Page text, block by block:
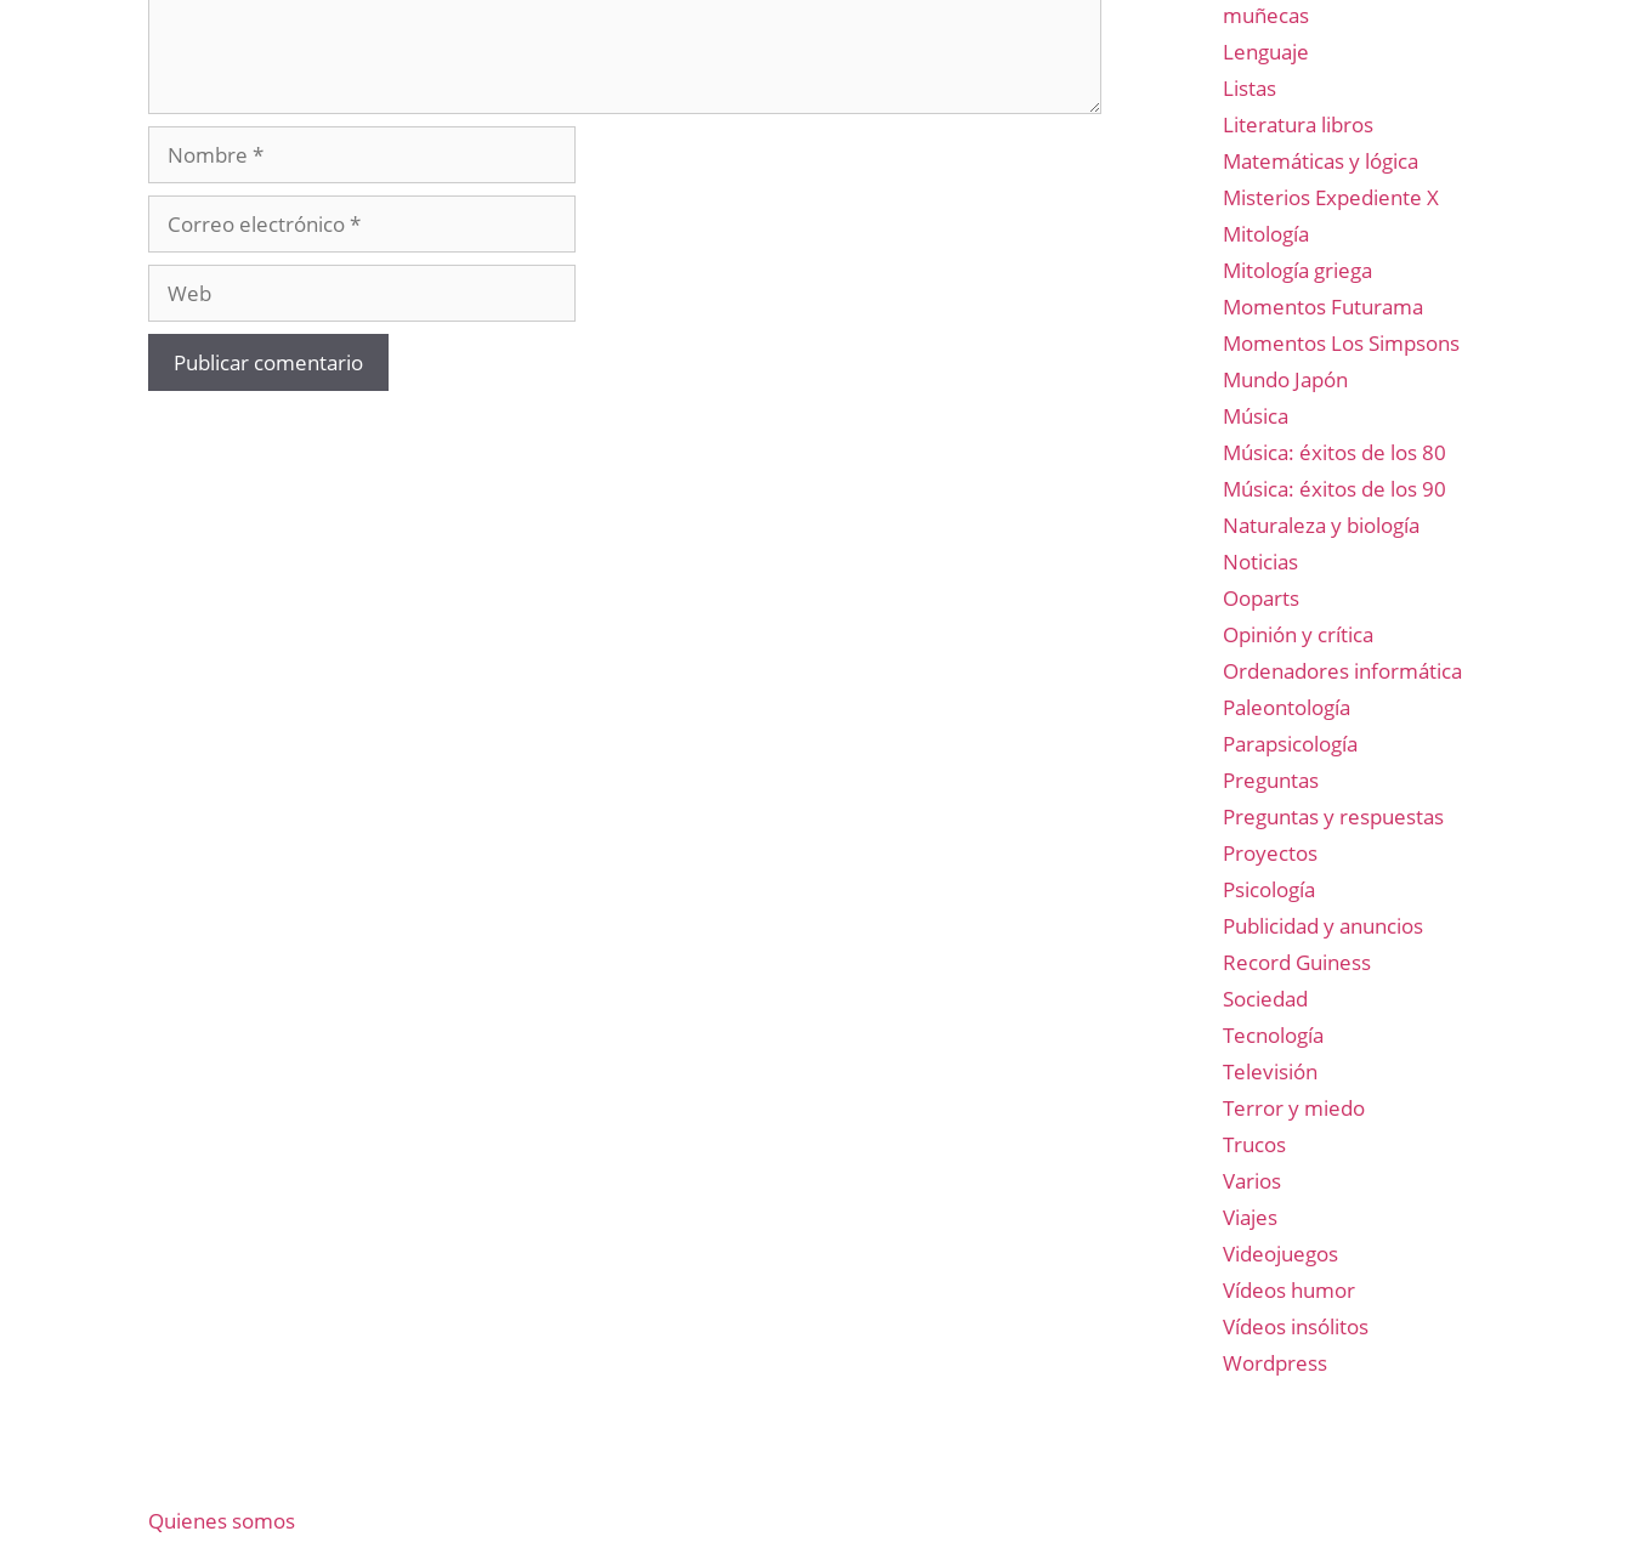
Nombre
electrónico
muñecas
Lenguaje
Listas
Literatura libros
Matemáticas y lógica
Misterios Expediente X
Mitología
Mitología griega
Momentos Futurama
Momentos Los Simpsons
Mundo Japón
Música
Música: éxitos de los 80
Música: éxitos de los 90
Naturaleza y biología
Noticias
Ooparts
Opinión y crítica
Ordenadores informática
Paleontología
Parapsicología
Preguntas
Preguntas y respuestas
Proyectos
Psicología
Publicidad y anuncios
Record Guiness
Sociedad
Tecnología
Televisión
Terror y miedo
Trucos
Varios
Viajes
Videojuegos
Vídeos humor
Vídeos insólitos
Wordpress
Quienes somos